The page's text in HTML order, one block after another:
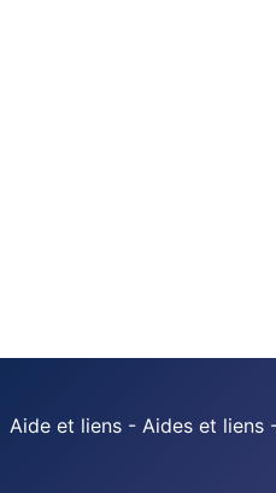
Aide et liens - Aides et liens